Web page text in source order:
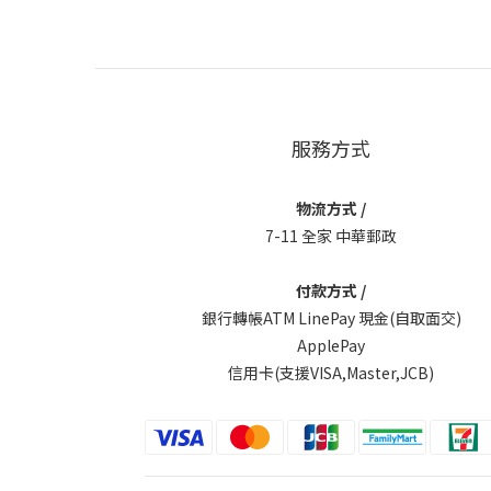
服務方式
物流方式 /
7-11 全家 中華郵政
付款方式 /
銀行轉帳ATM LinePay 現金(自取面交)
ApplePay
信用卡(支援VISA,Master,JCB)